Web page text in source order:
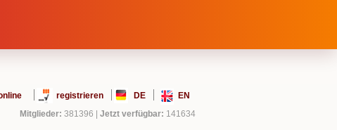
registrieren DE
EN
Mitglieder: 381396 Jetzt verfügbar: 141634